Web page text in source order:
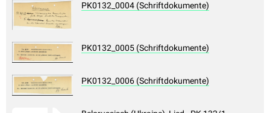
PK0132_0004 (Schriftdokumente)
PK0132_0005 (Schriftdokumente)
PK0132_0006 (Schriftdokumente)